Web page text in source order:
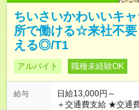
ちいさいかわいいキ
所で働ける☆来社不要
える◎/T1
アルバイト 職種未経験OK
給与
日給13,000円～
＋交通費支給 ★交通費全額支給！ ┗案件により規定あり ★日払